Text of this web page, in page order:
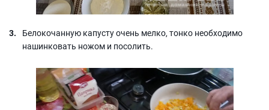
Белокочанную капусту очень мелко, тонко необходимо
нашинковать ножом и посолить.